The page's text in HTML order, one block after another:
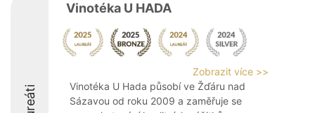
Vinotéka U HADA
Zobrazit více >>
Vinotéka U Hada působí ve Žďáru nad
Sázavou od roku 2009 a zaměřuje se